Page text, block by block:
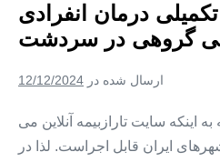
+
بیمه
درمان
تکمیلی
در
تکمیلی درمان انفرادی
گروهی در سردشت
ارسال شده در 12/12/2024
اینکه سایت تارازبیمه آنلاین می
ایران قابل اجراست. لذا در